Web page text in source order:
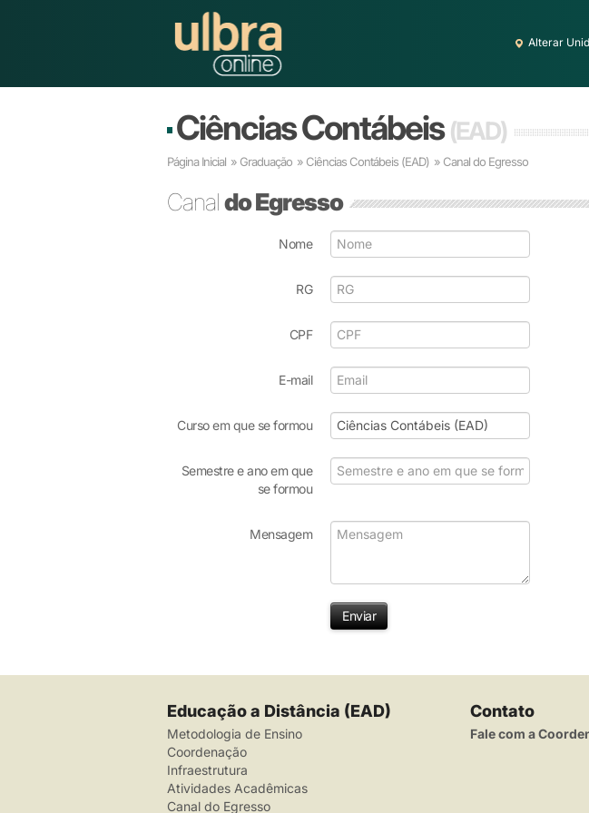
Alterar
Ciências Contábeis(EAD)
Página Inicial » Graduação » Ciências Contábeis (EAD) » Canal do Egresso
Canaldo Egresso
Nome
RG
CPF
E-mail
Curso em que se formou
Semestre e ano em que
se formou
Mensagem
Enviar
Educação a Distância (EAD)
Metodologia de Ensino
Coordenação
Infraestrutura
Atividades Acadêmicas
Canal do Egresso
Contato
Fale com a